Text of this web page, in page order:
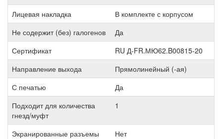
Лицевая накладка
В комплекте с корпусом
Не содержит (без) галогенов
Да
Сертификат
RU Д-FR.МЮ62.B00815-20
Направление выхода
Прямолинейный (-ая)
С печатью
Да
Подходит для количества
гнезд/муфт
1
Экранированные разъемы
Нет